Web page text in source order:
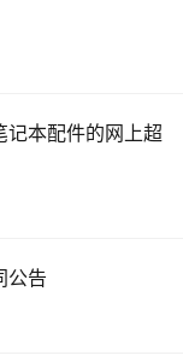
记本配件的网上超
公告